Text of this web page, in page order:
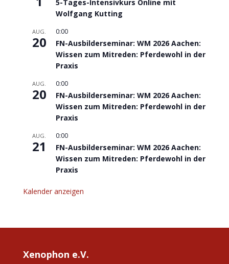
5-Tages-Intensivkurs Online mit
Wolfgang Kutting
AUG.
20
0:00
FN-Ausbilderseminar: WM 2026 Aachen:
Wissen zum Mitreden: Pferdewohl in der
Praxis
AUG.
20
0:00
FN-Ausbilderseminar: WM 2026 Aachen:
Wissen zum Mitreden: Pferdewohl in der
Praxis
AUG.
21
0:00
FN-Ausbilderseminar: WM 2026 Aachen:
Wissen zum Mitreden: Pferdewohl in der
Praxis
Kalender anzeigen
Xenophon e.V.